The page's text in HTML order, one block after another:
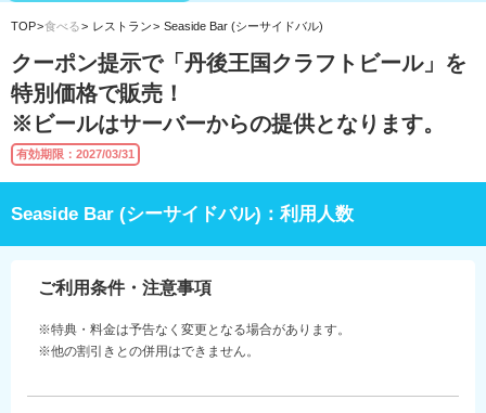
TOP 食べる レストラン Seaside Bar (シーサイドバル)
クーポン提示で「丹後王国クラフトビール」を
特別価格で販売！
※ビールはサーバーからの提供となります。
有効期限：2027/03/31
Seaside Bar (シーサイドバル)：利用人数
ご利用条件・注意事項
※特典・料金は予告なく変更となる場合があります。
※他の割引きとの併用はできません。